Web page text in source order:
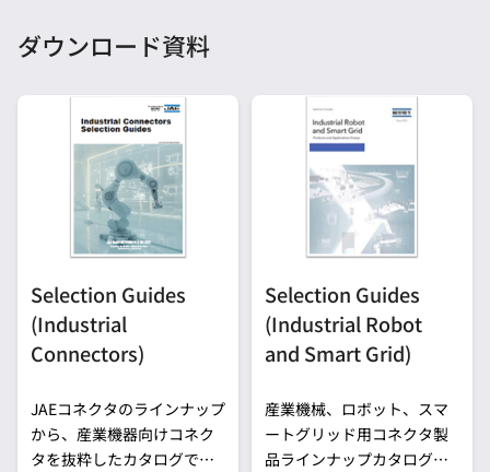
ダウンロード資料
Selection Guides
(Industrial
Connectors)
JAEコネクタのラインナップ
から、産業機器向けコネク
タを抜粋したカタログで
Selection Guides
(Industrial Robot
and Smart Grid)
産業機械、ロボット、スマ
ートグリッド用コネクタ製
品ラインナップカタログで